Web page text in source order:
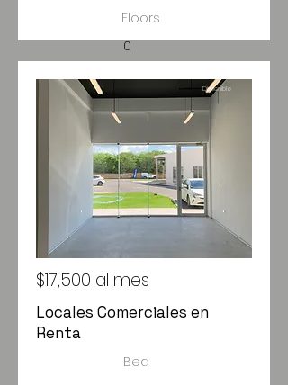
Floors
0
63,111 m2
Disponible
$17,500 al mes
Locales Comerciales en
Renta
Bed